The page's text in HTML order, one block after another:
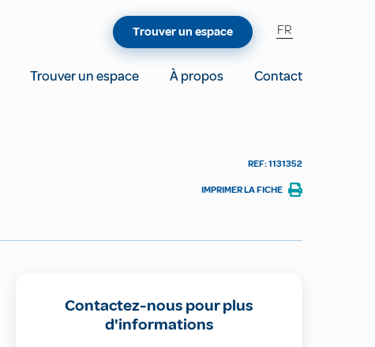
Trouver un espace À propos
Contact
Trouver un espace FR
REF: 1131352
IMPRIMER LA FICHE
Contactez-nous pour plus
d'informations